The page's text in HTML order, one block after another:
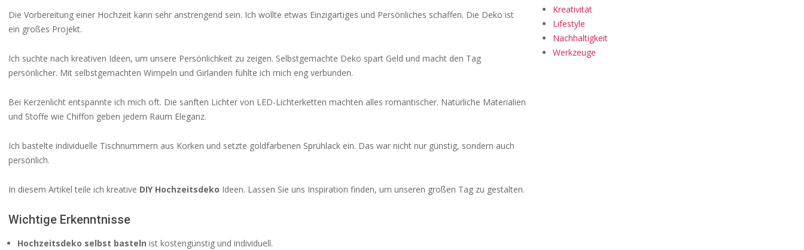
Die Vorbereitung einer Hochzeit kann sehr anstrengend sein. Ich wollte etwas Einzigartiges und Persönliches schaffen. Die Deko ist
ein großes Projekt.
Ich suchte nach kreativen Ideen, um unsere Persönlichkeit zu zeigen. Selbstgemachte Deko spart Geld und macht den Tag
persönlicher. Mit selbstgemachten Wimpeln und Girlanden fühlte ich mich eng verbunden.
Bei Kerzenlicht entspannte ich mich oft. Die sanften Lichter von LED-Lichterketten machten alles romantischer. Natürliche Materialien
und Stoffe wie Chiffon geben jedem Raum Eleganz.
Ich bastelte individuelle Tischnummern aus Korken und setzte goldfarbenen Sprühlack ein. Das war nicht nur günstig, sondern auch
persönlich.
In diesem Artikel teile ich kreative DIY Hochzeitsdeko Ideen. Lassen Sie uns Inspiration finden, um unseren großen Tag zu gestalten.
Wichtige Erkenntnisse
Hochzeitsdeko selbst basteln ist kostengünstig und individuell.
Kreativität
Lifestyle
Nachhaltigkeit
Werkzeuge